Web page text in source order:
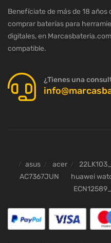
Benefíciate de más de 18
comprar baterías para
digitales, en
compatible.
¿Tienes una
asus acer
AC7367JUN
huawei